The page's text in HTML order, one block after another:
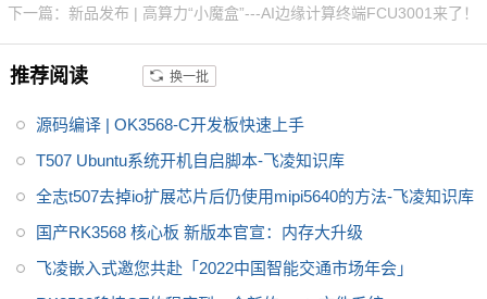
制、物联网、智能终端等领域
理器是一款定位中高端的通用型
面向工业互联网、HMI、NVR存
储、车载中控、工业网关等领
域。目前RK3568系列已经批量
下一篇：新品发布 | 高算力“小魔盒”---AI边缘计算终端FCU3001来了！
推荐阅读 换一批
源码编译 | OK3568-C开发板快速上手
T507 Ubuntu系统开机自启脚本-飞凌知识库
全志t507去掉io扩展芯片后仍使用mipi5640的方法-飞凌知识库
国产RK3568 核心板 新版本官宣：内存大升级
飞凌嵌入式邀您共赴「2022中国智能交通市场年会」